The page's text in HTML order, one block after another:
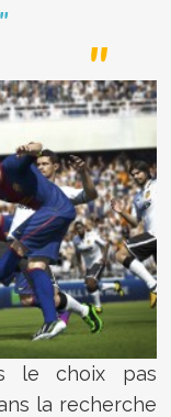
le choix pas
la recherche